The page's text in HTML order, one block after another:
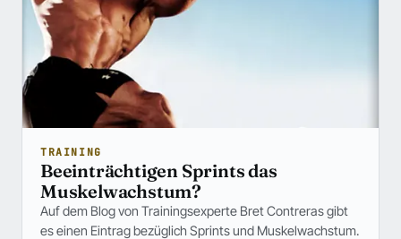
TRAINING
Beeinträchtigen Sprints das
Muskelwachstum?
Auf dem Blog von Trainingsexperte Bret Contreras gibt
es einen Eintrag bezüglich Sprints und Muskelwachstum.